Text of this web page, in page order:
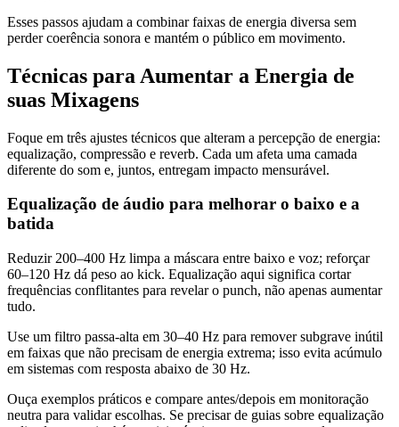
Esses passos ajudam a combinar faixas de energia diversa sem
perder coerência sonora e mantém o público em movimento.
Técnicas para Aumentar a Energia de
suas Mixagens
Foque em três ajustes técnicos que alteram a percepção de energia:
equalização, compressão e reverb. Cada um afeta uma camada
diferente do som e, juntos, entregam impacto mensurável.
Equalização de áudio para melhorar o baixo e a
batida
Reduzir 200–400 Hz limpa a máscara entre baixo e voz; reforçar
60–120 Hz dá peso ao kick. Equalização aqui significa cortar
frequências conflitantes para revelar o punch, não apenas aumentar
tudo.
Use um filtro passa-alta em 30–40 Hz para remover subgrave inútil
em faixas que não precisam de energia extrema; isso evita acúmulo
em sistemas com resposta abaixo de 30 Hz.
Ouça exemplos práticos e compare antes/depois em monitoração
neutra para validar escolhas. Se precisar de guias sobre equalização